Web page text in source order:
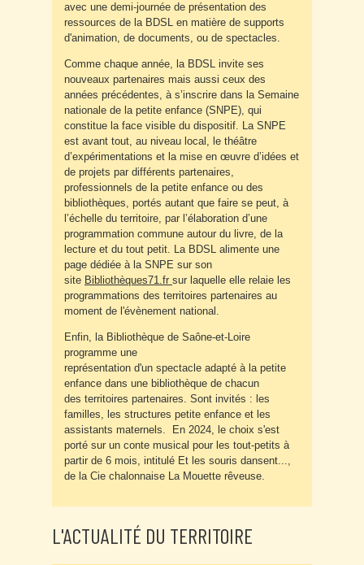
avec une demi-journée de présentation des
ressources de la BDSL en matière de supports
d'animation, de documents, ou de spectacles.
Comme chaque année, la BDSL invite ses
nouveaux partenaires mais aussi ceux des
années précédentes, à s’inscrire dans la Semaine
nationale de la petite enfance (SNPE), qui
constitue la face visible du dispositif. La SNPE
est avant tout, au niveau local, le théâtre
d’expérimentations et la mise en œuvre d’idées et
de projets par différents partenaires,
professionnels de la petite enfance ou des
bibliothèques, portés autant que faire se peut, à
l’échelle du territoire, par l’élaboration d’une
programmation commune autour du livre, de la
lecture et du tout petit. La BDSL alimente une
page dédiée à la SNPE sur son
site Bibliothèques71.fr sur laquelle elle relaie les
programmations des territoires partenaires au
moment de l'évènement national.
Enfin, la Bibliothèque de Saône-et-Loire
programme une
représentation d'un spectacle adapté à la petite
enfance dans une bibliothèque de chacun
des territoires partenaires. Sont invités : les
familles, les structures petite enfance et les
assistants maternels. En 2024, le choix s'est
porté sur un conte musical pour les tout-petits à
partir de 6 mois, intitulé Et les souris dansent...,
de la Cie chalonnaise La Mouette rêveuse.
L'ACTUALITÉ DU TERRITOIRE